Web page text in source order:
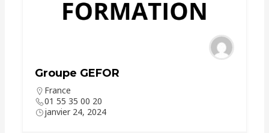
Groupe GEFOR
France
01 55 35 00 20
janvier 24, 2024